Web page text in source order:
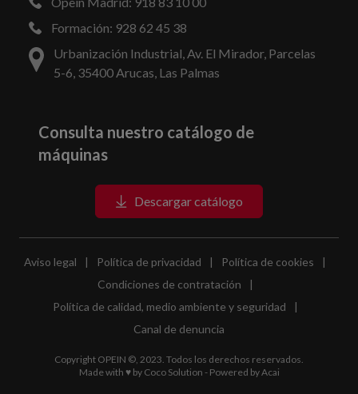
Formación: 928 62 45 38
Urbanización Industrial, Av. El Mirador, Parcelas
5-6, 35400 Arucas, Las Palmas
Consulta nuestro catálogo de
máquinas
Descargar catálogo
Aviso legal | Política de privacidad | Política de cookies
|
Condiciones de contratación
|
Política de calidad, medio ambiente y seguridad
|
Canal de denuncia
Copyright OPEIN ©, 2023. Todos los derechos reservados.
Made with ♥ by Coco Solution - Powered byAcai